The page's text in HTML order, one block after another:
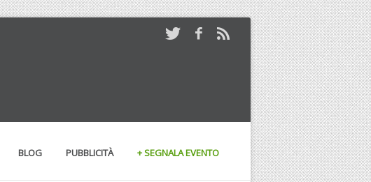
BLOG PUBBLICITÀ + SEGNALA EVENTO